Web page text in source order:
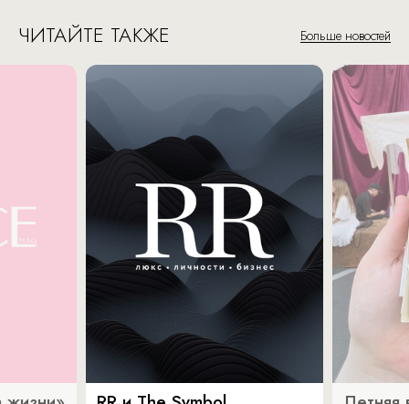
ЧИТАЙТЕ ТАКЖЕ Больше новостей